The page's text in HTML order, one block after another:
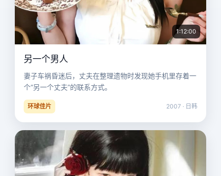
1:12:00
另一个男人
妻子车祸昏迷后，丈夫在整理遗物时发现她手机里存着一
个“另一个丈夫”的联系方式。
环球佳片 2007 · 日韩